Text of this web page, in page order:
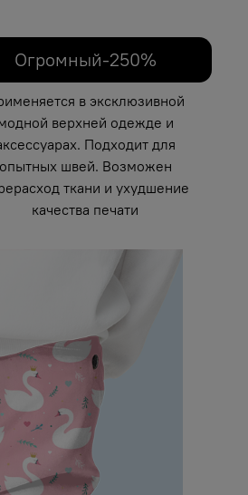
Огромный-250%
в эксклюзивной
верхней одежде и
Подходит для
опытных швей. Возможен
ткани и ухудшение
качества печати